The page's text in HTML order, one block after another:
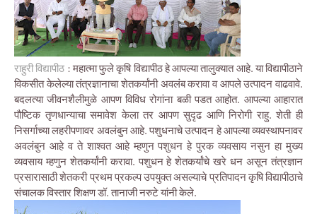
राहुरी विद्यापीठ : महात्मा फुले कृषि विद्यापीठ हे आपल्या तालुक्यात आहे. या विद्यापीठाने
विकसीत केलेल्या तंत्रज्ञानाचा शेतकर्यांनी अवलंब करावा व आपले उत्पादन वाढवावे.
बदलत्या जीवनशैलीमुळे आपण विविध रोगांना बळी पडत आहोत. आपल्या आहारात
पौष्टिक तृणधान्याचा समावेश केला तर आपण सुदृढ आणि निरोगी राहु. शेती ही
निसर्गाच्या लहरीपणावर अवलंबुन आहे. पशुधनाचे उत्पादन हे आपल्या व्यवस्थापनावर
अवलंबुन आहे व ते शाश्वत आहे म्हणुन पशुधन हे पुरक व्यवसाय नसुन हा मुख्य
व्यवसाय म्हणुन शेतकर्यांनी करावा. पशुधन हे शेतकर्यांचे खरे धन असून तंत्रज्ञान
प्रसारासाठी शेतकरी प्रथम प्रकल्प उपयुक्त असल्याचे प्रतिपादन कृषि विद्यापीठाचे
संचालक विस्तार शिक्षण डॉ. तानाजी नरुटे यांनी केले.